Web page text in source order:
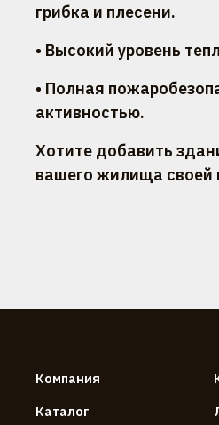
грибка и плесени.
• Высокий уровень
• Полная
активностью.
Хотите добавить
вашего жилища своей
Компания
Каталог